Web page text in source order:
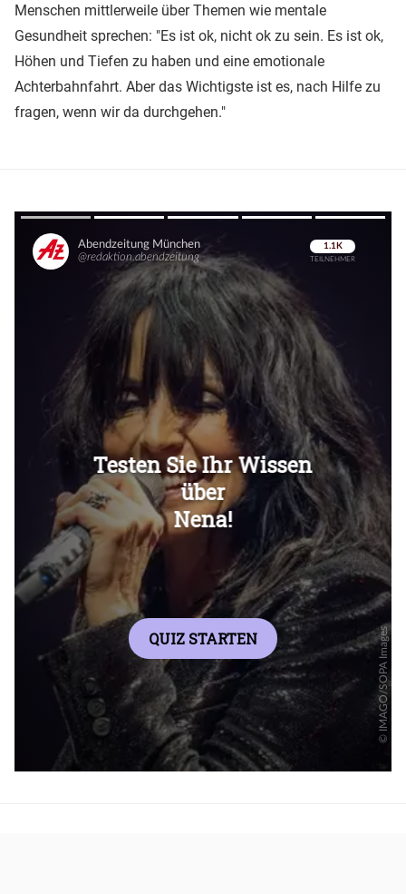
Menschen mittlerweile über Themen wie mentale
Gesundheit sprechen: "Es ist ok, nicht ok zu sein. Es ist ok,
Höhen und Tiefen zu haben und eine emotionale
Achterbahnfahrt. Aber das Wichtigste ist es, nach Hilfe zu
fragen, wenn wir da durchgehen."
Überspringen
Überspringen